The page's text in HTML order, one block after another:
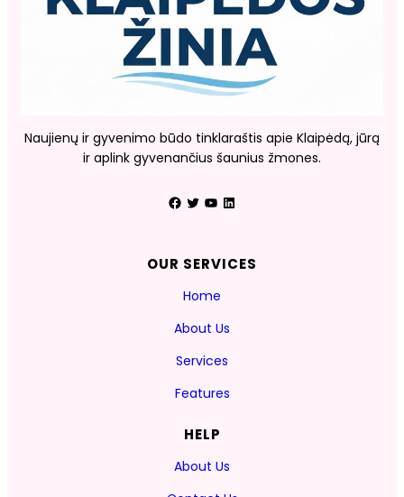
Naujienų ir gyvenimo būdo tinklaraštis apie Klaipėdą, jūrą
ir aplink gyvenančius šaunius žmones.
Facebook Twitter YouTube LinkedIn
OUR SERVICES
Home
About Us
Services
Features
HELP
About Us